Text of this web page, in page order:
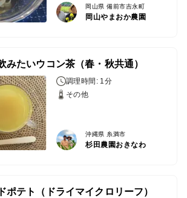
岡山県 備前市吉永町
岡山やまおか農園
みたいウコン茶（春・秋共通）
調理時間: 1分
その他
沖縄県 糸満市
杉田農園おきなわ
ポテト（ドライマイクロリーフ）